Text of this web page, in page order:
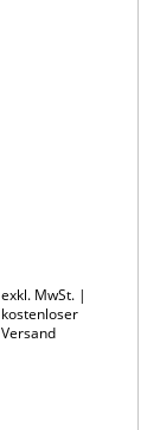
exkl. MwSt. |
kostenloser
Versand